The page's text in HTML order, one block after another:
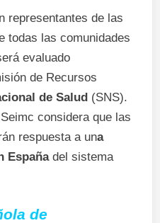
representantes de las
todas las comunidades
evaluado
de Recursos
de Salud (SNS).
considera que las
respuesta a una
Españadel sistema
de